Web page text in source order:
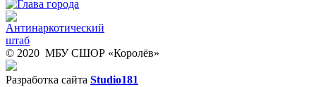
© 2020 МБУ СШОР «Королёв»
Разработка сайта Studio181